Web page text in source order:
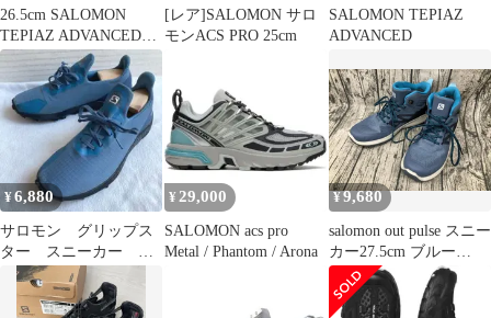
26.5cm SALOMON
TEPIAZ ADVANCED
BLACK
[レア]SALOMON サロ
モンACS PRO 25cm
SALOMON TEPIAZ
ADVANCED
¥6,880
サロモン グリップス
ター スニーカー ト
レイアル ブルー 26
アスレチック
¥ 29,000
SALOMON acs pro
Metal / Phantom / Arona
¥9,680
salomon out pulse スニー
カー27.5cm ブルー
471522